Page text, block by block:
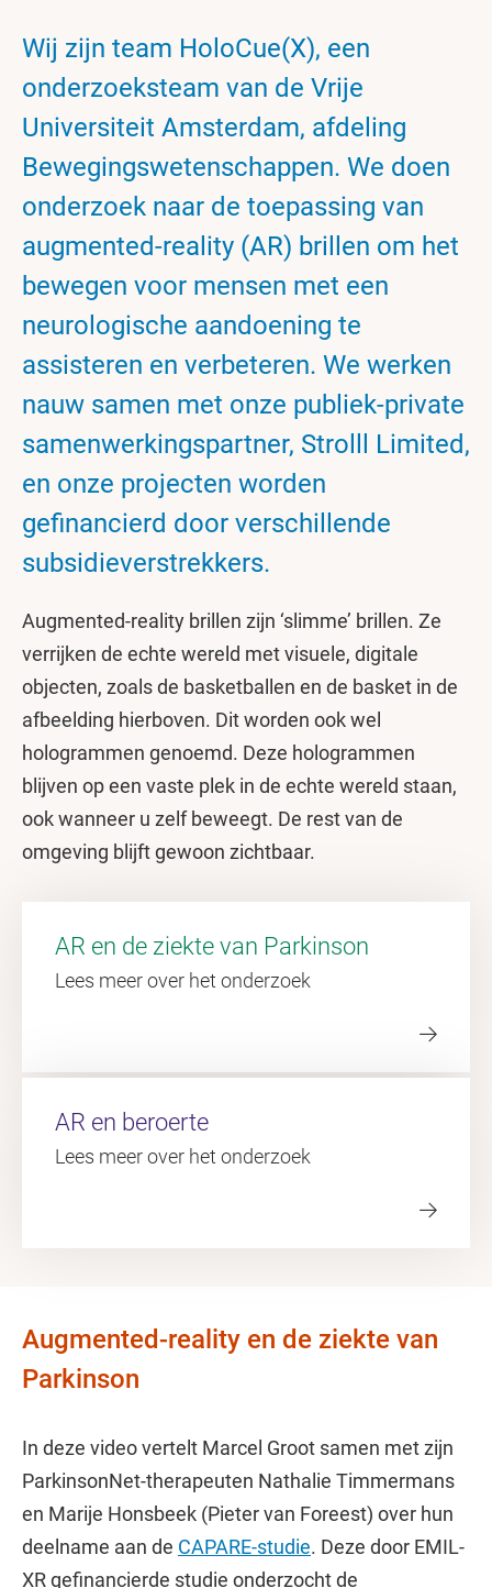
Wij zijn team HoloCue(X), een
onderzoeksteam van de Vrije
Universiteit Amsterdam, afdeling
Bewegingswetenschappen. We doen
onderzoek naar de toepassing van
augmented-reality (AR) brillen om het
bewegen voor mensen met een
neurologische aandoening te
assisteren en verbeteren. We werken
nauw samen met onze publiek-private
samenwerkingspartner, Strolll Limited,
en onze projecten worden
gefinancierd door verschillende
subsidieverstrekkers.
Augmented-reality brillen zijn ‘slimme’ brillen. Ze
verrijken de echte wereld met visuele, digitale
objecten, zoals de basketballen en de basket in de
afbeelding hierboven. Dit worden ook wel
hologrammen genoemd. Deze hologrammen
blijven op een vaste plek in de echte wereld staan,
ook wanneer u zelf beweegt. De rest van de
omgeving blijft gewoon zichtbaar.
AR en de ziekte van Parkinson
Lees meer over het onderzoek
AR en beroerte
Lees meer over het onderzoek
Augmented-reality en de ziekte van
Parkinson
In deze video vertelt Marcel Groot samen met zijn
ParkinsonNet-therapeuten Nathalie Timmermans
en Marije Honsbeek (Pieter van Foreest) over hun
deelname aan de CAPARE-studie. Deze door EMIL-
XR gefinancierde studie onderzocht de